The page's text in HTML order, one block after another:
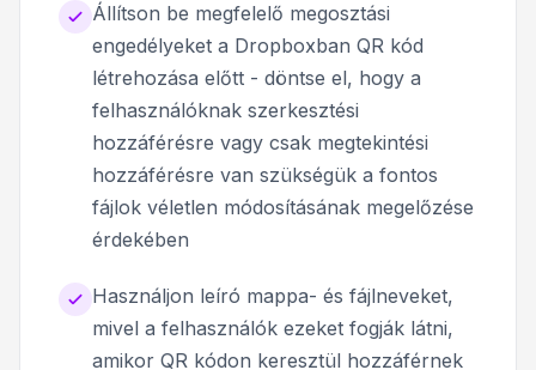
Állítson be megfelelő megosztási
engedélyeket a Dropboxban QR kód
létrehozása előtt - döntse el, hogy a
felhasználóknak szerkesztési
hozzáférésre vagy csak megtekintési
hozzáférésre van szükségük a fontos
fájlok véletlen módosításának megelőzése
érdekében
Használjon leíró mappa- és fájlneveket,
mivel a felhasználók ezeket fogják látni,
amikor QR kódon keresztül hozzáférnek